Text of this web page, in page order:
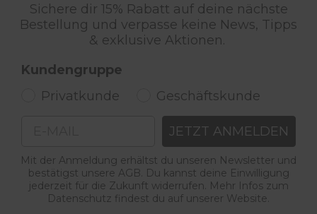
Sichere dir 15% Rabatt auf deine nächste
Bestellung und verpasse keine News, Tipps
& exklusive Aktionen.
Kundengruppe
Privatkunde
Geschäftskunde
JETZT ANMELDEN
Mit der Anmeldung erhältst du unseren Newsletter und
bestätigst unsere AGB. Du kannst deine Einwilligung
jederzeit für die Zukunft widerrufen. Mehr Infos zum
Datenschutz findest du auf unserer Website.